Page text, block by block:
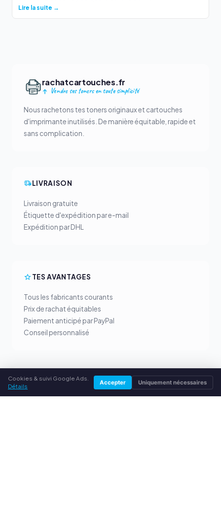
Lire la suite →
rachatcartouches.fr
Vendre ses toners en toute simplicité
Nous rachetons tes toners originaux et cartouches
d'imprimante inutilisés. De manière équitable, rapide et
sans complication.
LIVRAISON
Livraison gratuite
Étiquette d'expédition par e-mail
Expédition par DHL
TES AVANTAGES
Tous les fabricants courants
Prix de rachat équitables
Paiement anticipé par PayPal
Conseil personnalisé
SERVICE
Cookies & suivi Google Ads.
Détails
Accepter Uniquement nécessaires